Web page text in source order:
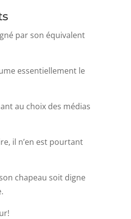
par son équivalent
essentiellement le
au choix des médias
il n’en est pourtant
chapeau soit digne